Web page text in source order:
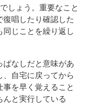
しょう。重要なこと
唱したり確認した
同じことを繰り返し
ぱなしだと意味があ
、自宅に戻ってから
を早く覚えること
んと実行している